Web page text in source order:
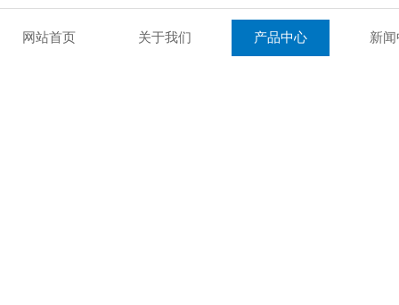
网站首页 关于我们 产品中心 新